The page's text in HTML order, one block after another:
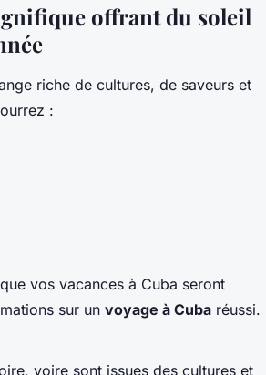
offrant du soleil
riche de cultures, de saveurs et
:
vos vacances à Cuba seront
sur un voyage à Cuba réussi.
voire sont issues des cultures et